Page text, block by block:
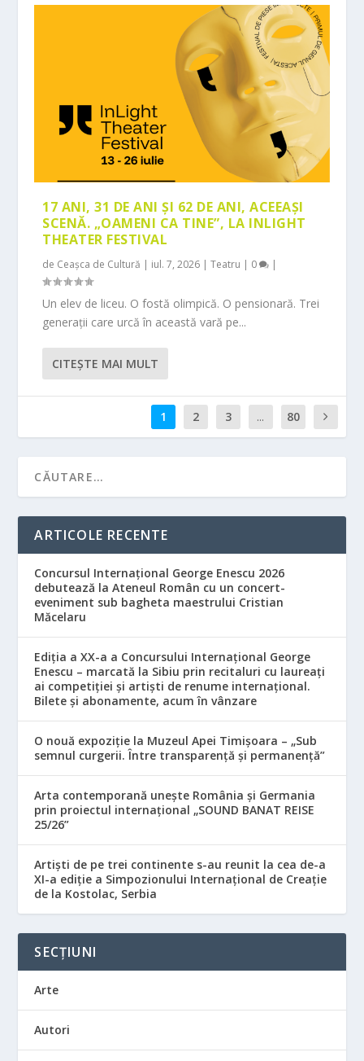
17 ANI, 31 DE ANI ȘI 62 DE ANI, ACEEAȘI
SCENĂ. „OAMENI CA TINE”, LA INLIGHT
THEATER FESTIVAL
de Ceașca de Cultură | iul. 7, 2026 |Teatru | 0 |
Un elev de liceu. O fostă olimpică. O pensionară. Trei
generații care urcă în această vară pe...
CITEŞTE MAI MULT
1 2 3 ... 80
ARTICOLE RECENTE
Concursul Internațional George Enescu 2026
debutează la Ateneul Român cu un concert-
eveniment sub bagheta maestrului Cristian
Măcelaru
Ediția a XX-a a Concursului Internațional George
Enescu – marcată la Sibiu prin recitaluri cu laureați
ai competiției și artiști de renume internațional.
Bilete și abonamente, acum în vânzare
O nouă expoziție la Muzeul Apei Timișoara – „Sub
semnul curgerii. Între transparență și permanență”
Arta contemporană unește România și Germania
prin proiectul internațional „SOUND BANAT REISE
25/26”
Artiști de pe trei continente s-au reunit la cea de-a
XI-a ediție a Simpozionului Internațional de Creație
de la Kostolac, Serbia
SECȚIUNI
Arte
Autori